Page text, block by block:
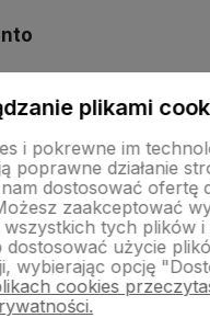
i zwroty
plikami
i pokrewne im
poprawne działanie
dostosować ofertę
zaakceptować
tych plików i
dostosować użycie
wybierając opcję
cookies